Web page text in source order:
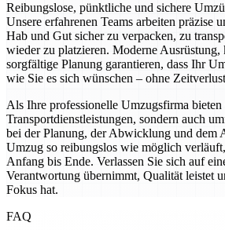
Reibungslose, pünktliche und sichere
Unsere erfahrenen Teams arbeiten präzise
Hab und Gut sicher zu verpacken, zu
wieder zu platzieren. Moderne Ausrüstung,
sorgfältige Planung garantieren, dass Ihr
wie Sie es sich wünschen – ohne
Als Ihre professionelle Umzugsfirma
Transportdienstleistungen, sondern auch
bei der Planung, der Abwicklung und dem
Umzug so reibungslos wie möglich
Anfang bis Ende. Verlassen Sie sich auf
Verantwortung übernimmt, Qualität leistet
Fokus hat.
FAQ